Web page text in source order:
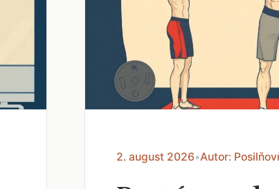
2. august 2026•Autor: